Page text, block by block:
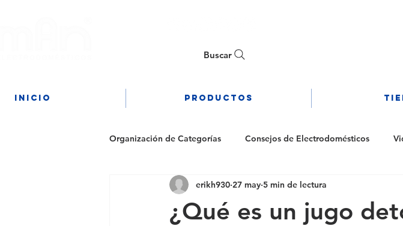
Buscar
Inicio PRODUCTOS
Organización de Categorías Consejos de Electrodomésticos
¿Qué es un jugo
erikh930 27 may 5 min de lectura